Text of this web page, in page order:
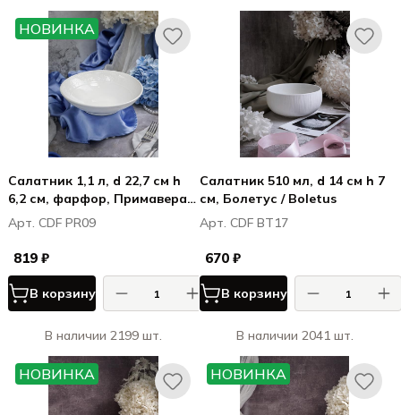
НОВИНКА
Салатник 1,1 л, d 22,7 см h
6,2 см, фарфор, Примавера /
Primavera
Арт. CDF PR09
819 ₽
В корзину
В наличии 2199 шт.
Салатник 510 мл, d 14 см h 7
см, Болетус / Boletus
Арт. CDF BT17
670 ₽
В корзину
В наличии 2041 шт.
НОВИНКА НОВИНКА